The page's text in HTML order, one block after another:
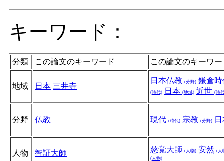
キーワード：
分類 この論文のキーワード この論文のキーワ
地域 日本 三井寺
日本仏教 (分野) 鎌倉
(時代) 日本 (地域) 近世 (時
分野 仏教 現代 (時代) 宗教 (分野)
人物 智証大師 慈覚大師 (人物) 安然 (人
(人物)